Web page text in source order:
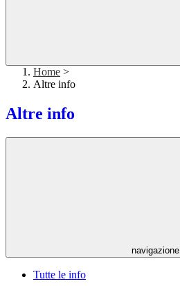
Home >
Altre info
Altre info
navigazione
Tutte le info